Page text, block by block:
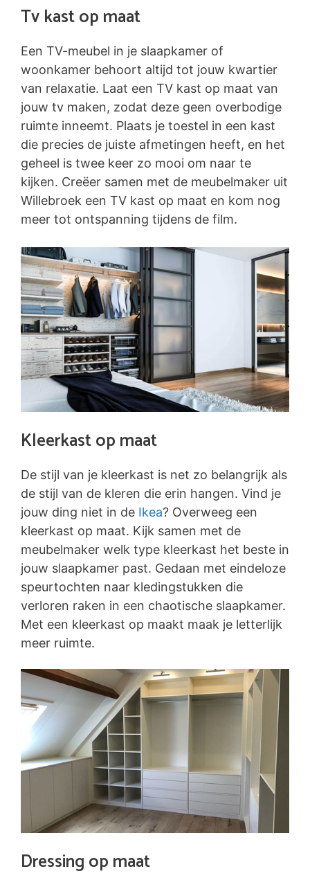
Tv kast op maat
Een TV-meubel in je slaapkamer of
woonkamer behoort altijd tot jouw kwartier
van relaxatie. Laat een TV kast op maat van
jouw tv maken, zodat deze geen overbodige
ruimte inneemt. Plaats je toestel in een kast
die precies de juiste afmetingen heeft, en het
geheel is twee keer zo mooi om naar te
kijken. Creëer samen met de meubelmaker uit
Willebroek een TV kast op maat en kom nog
meer tot ontspanning tijdens de film.
Kleerkast op maat
De stijl van je kleerkast is net zo belangrijk als
de stijl van de kleren die erin hangen. Vind je
jouw ding niet in de Ikea? Overweeg een
kleerkast op maat. Kijk samen met de
meubelmaker welk type kleerkast het beste in
jouw slaapkamer past. Gedaan met eindeloze
speurtochten naar kledingstukken die
verloren raken in een chaotische slaapkamer.
Met een kleerkast op maakt maak je letterlijk
meer ruimte.
Dressing op maat